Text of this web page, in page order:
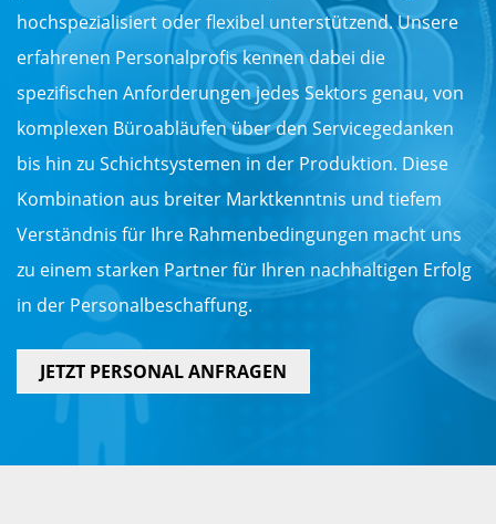
hochspezialisiert oder flexibel unterstützend. Unsere
erfahrenen Personalprofis kennen dabei die
spezifischen Anforderungen jedes Sektors genau, von
komplexen Büroabläufen über den Servicegedanken
bis hin zu Schichtsystemen in der Produktion. Diese
Kombination aus breiter Marktkenntnis und tiefem
Verständnis für Ihre Rahmenbedingungen macht uns
zu einem starken Partner für Ihren nachhaltigen Erfolg
in der Personalbeschaffung.
JETZT PERSONAL ANFRAGEN